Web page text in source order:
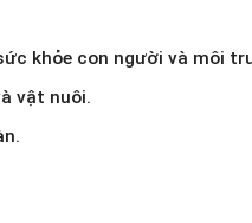
khỏe con người và môi
vật nuôi.